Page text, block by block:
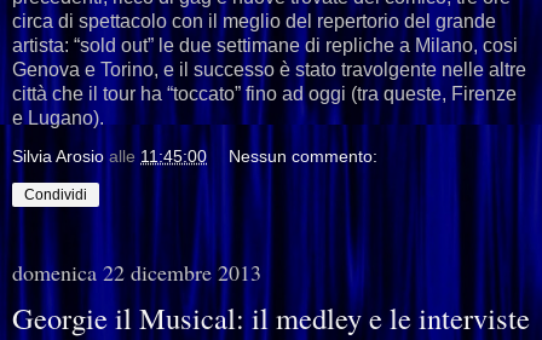
circa di spettacolo con il meglio del repertorio del grande
artista: “sold out” le due settimane di repliche a Milano, cosi
Genova e Torino, e il successo è stato travolgente nelle altre
città che il tour ha “toccato” fino ad oggi (tra queste, Firenze
e Lugano).
Silvia Arosio alle 11:45:00 Nessun commento:
Condividi
domenica 22 dicembre 2013
Georgie il Musical: il medley e le interviste